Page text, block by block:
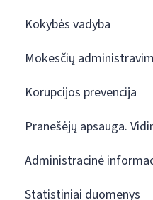
Kokybės vadyba
Mokesčių
Korupcijos prevencija
Pranešėjų apsauga.
Administracinė
Statistiniai duomenys